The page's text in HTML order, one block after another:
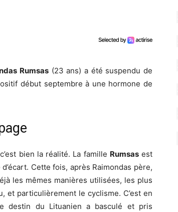
Rumsas(23 ans) a été suspendu de
début septembre à une hormone de
bien la réalité. La famille Rumsasest
Cette fois, après Raimondas père,
les mêmes manières utilisées, les plus
et particulièrement le cyclisme. C’est en
destin du Lituanien a basculé et pris